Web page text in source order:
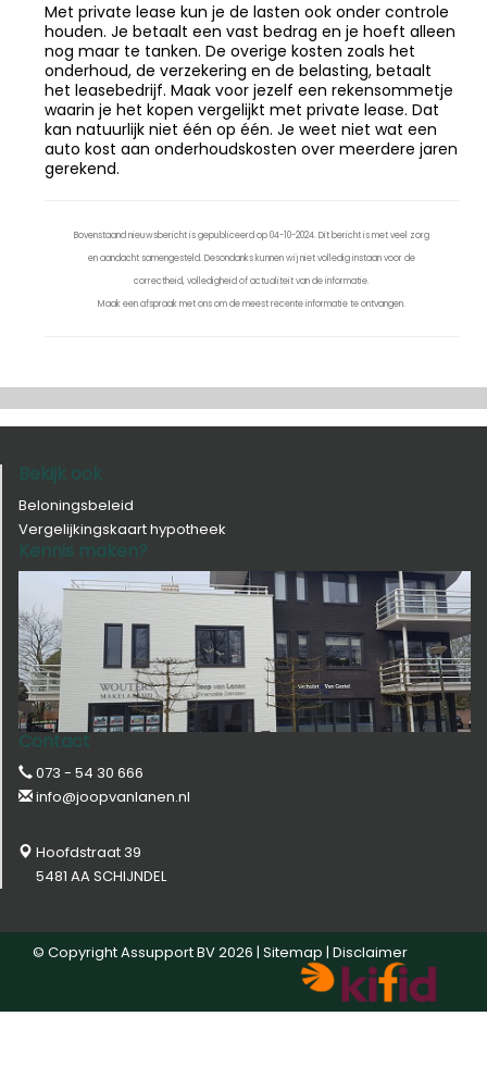
Met private lease kun je de lasten ook onder controle
houden. Je betaalt een vast bedrag en je hoeft alleen
nog maar te tanken. De overige kosten zoals het
onderhoud, de verzekering en de belasting, betaalt
het leasebedrijf. Maak voor jezelf een rekensommetje
waarin je het kopen vergelijkt met private lease. Dat
kan natuurlijk niet één op één. Je weet niet wat een
auto kost aan onderhoudskosten over meerdere jaren
gerekend.
Bovenstaand nieuwsbericht is gepubliceerd op 04-10-2024. Dit bericht is met veel zorg
en aandacht samengesteld. Desondanks kunnen wij niet volledig instaan voor de
correctheid, volledigheid of actualiteit van de informatie.
Maak een afspraak met ons om de meest recente informatie te ontvangen.
Bekijk ook
Beloningsbeleid
Vergelijkingskaart hypotheek
Kennis maken?
Contact
073 - 54 30 666
info@joopvanlanen.nl
Hoofdstraat 39
5481 AA SCHIJNDEL
© CopyrightAssupport BV2026 | Sitemap | Disclaimer